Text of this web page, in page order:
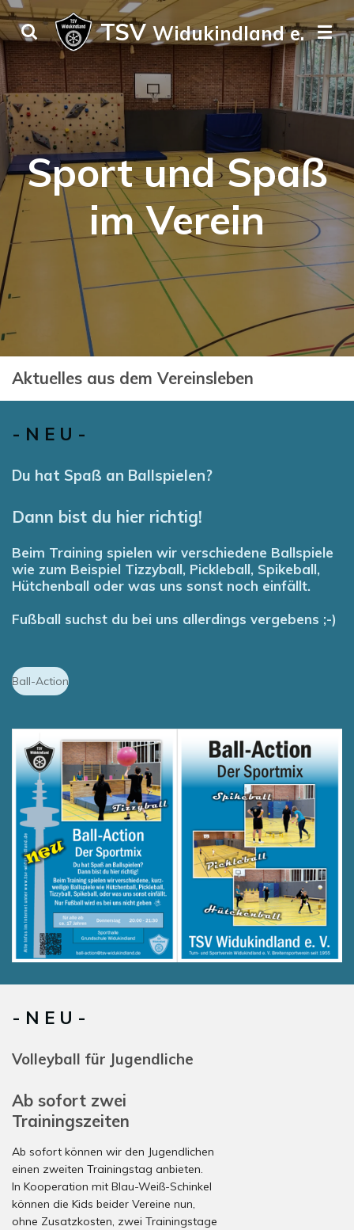
Zum
Hauptinhalt
springen
TSV Widukindland e. V.
Sport und Spaß
im Verein
Aktuelles aus dem Vereinsleben
- N E U -
Du hat Spaß an Ballspielen?
Dann bist du hier richtig!
Beim Training spielen wir verschiedene Ballspiele
wie zum Beispiel Tizzyball, Pickleball, Spikeball,
Hütchenball oder was uns sonst noch einfällt.
Fußball suchst du bei uns allerdings vergebens ;-)
Ball-Action
- N E U -
Volleyball für Jugendliche
Ab sofort zwei
Trainingszeiten
Ab sofort können wir den Jugendlichen
einen zweiten Trainingstag anbieten.
In Kooperation mit Blau-Weiß-Schinkel
können die Kids beider Vereine nun,
ohne Zusatzkosten, zwei Trainingstage